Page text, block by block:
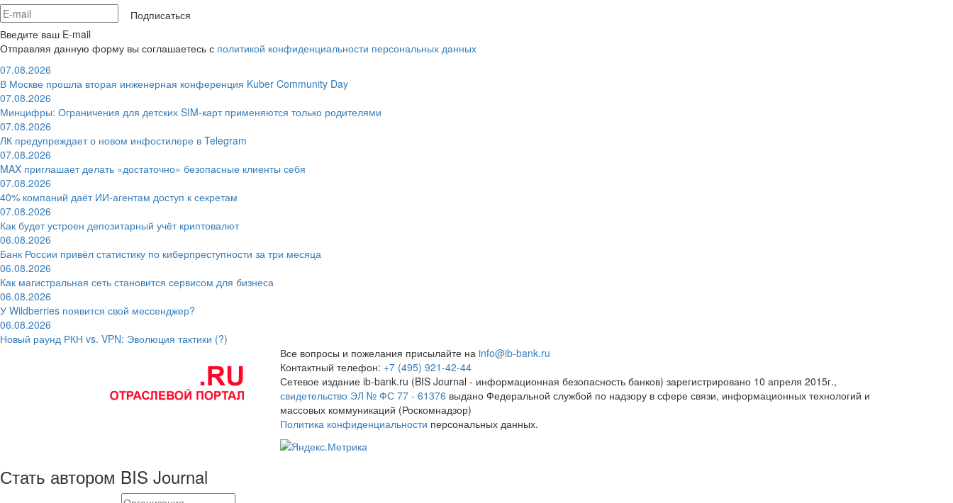
Подписаться
Введите ваш E-mail
Отправляя данную форму вы соглашаетесь с политикой конфиденциальности персональных данных
07.08.2026
В Москве прошла вторая инженерная конференция Kuber Community Day
07.08.2026
Минцифры: Ограничения для детских SIM-карт применяются только родителями
07.08.2026
ЛК предупреждает о новом инфостилере в Telegram
07.08.2026
MAX приглашает делать «достаточно» безопасные клиенты себя
07.08.2026
40% компаний даёт ИИ‑агентам доступ к секретам
07.08.2026
Как будет устроен депозитарный учёт криптовалют
06.08.2026
Банк России привёл статистику по киберпреступности за три месяца
06.08.2026
Как магистральная сеть становится сервисом для бизнеса
06.08.2026
У Wildberries появится свой мессенджер?
06.08.2026
Новый раунд РКН vs. VPN: Эволюция тактики (?)
Все вопросы и пожелания присылайте на info@ib-bank.ru
Контактный телефон: +7 (495) 921-42-44
Сетевое издание ib-bank.ru (BIS Journal - информационная безопасность банков) зарегистрировано 10 апреля 2015г.,
свидетельство ЭЛ № ФС 77 - 61376 выдано Федеральной службой по надзору в сфере связи, информационных технологий и
массовых коммуникаций (Роскомнадзор)
Политика конфиденциальности персональных данных.
Стать автором BIS Journal